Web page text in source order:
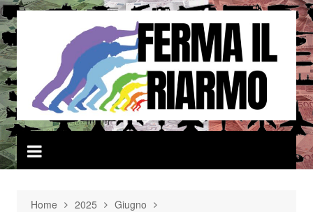
Salta
al
contenuto
Home 2025
Giugno